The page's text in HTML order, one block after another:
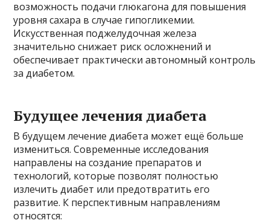
возможность подачи глюкагона для повышения
уровня сахара в случае гипогликемии.
Искусственная поджелудочная железа
значительно снижает риск осложнений и
обеспечивает практически автономный контроль
за диабетом.
Будущее лечения диабета
В будущем лечение диабета может ещё больше
измениться. Современные исследования
направлены на создание препаратов и
технологий, которые позволят полностью
излечить диабет или предотвратить его
развитие. К перспективным направлениям
относятся: